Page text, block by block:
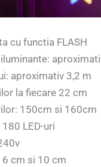
cu functia FLASH
aproximativ 3,2 m
la fiecare 22 cm
150cm si 160cm
LED-uri
cm si 10 cm